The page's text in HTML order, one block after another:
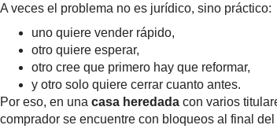
A veces el problema no es jurídico, sino práctico:
uno quiere vender rápido,
otro quiere esperar,
otro cree que primero hay que reformar,
y otro solo quiere cerrar cuanto antes.
Por eso, en una casa heredada con varios
comprador se encuentre con bloqueos al final del